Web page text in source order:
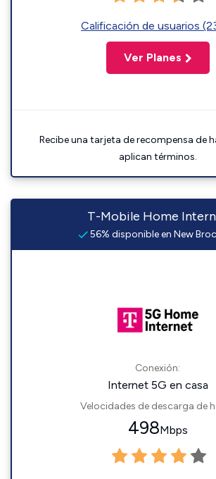
Calificación de usuarios
Ver Planes
Recibe una tarjeta de recompensa de
aplican términos.
T-Mobile Home
56% disponible en New
Conexión:
Internet 5G en casa
Velocidades de descarga de
498Mbps